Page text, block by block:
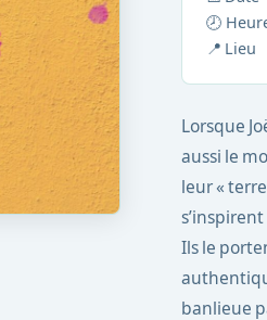
🕗
📍 Lieu
Lorsque
aussi le
leur «
Ils le
banlieue